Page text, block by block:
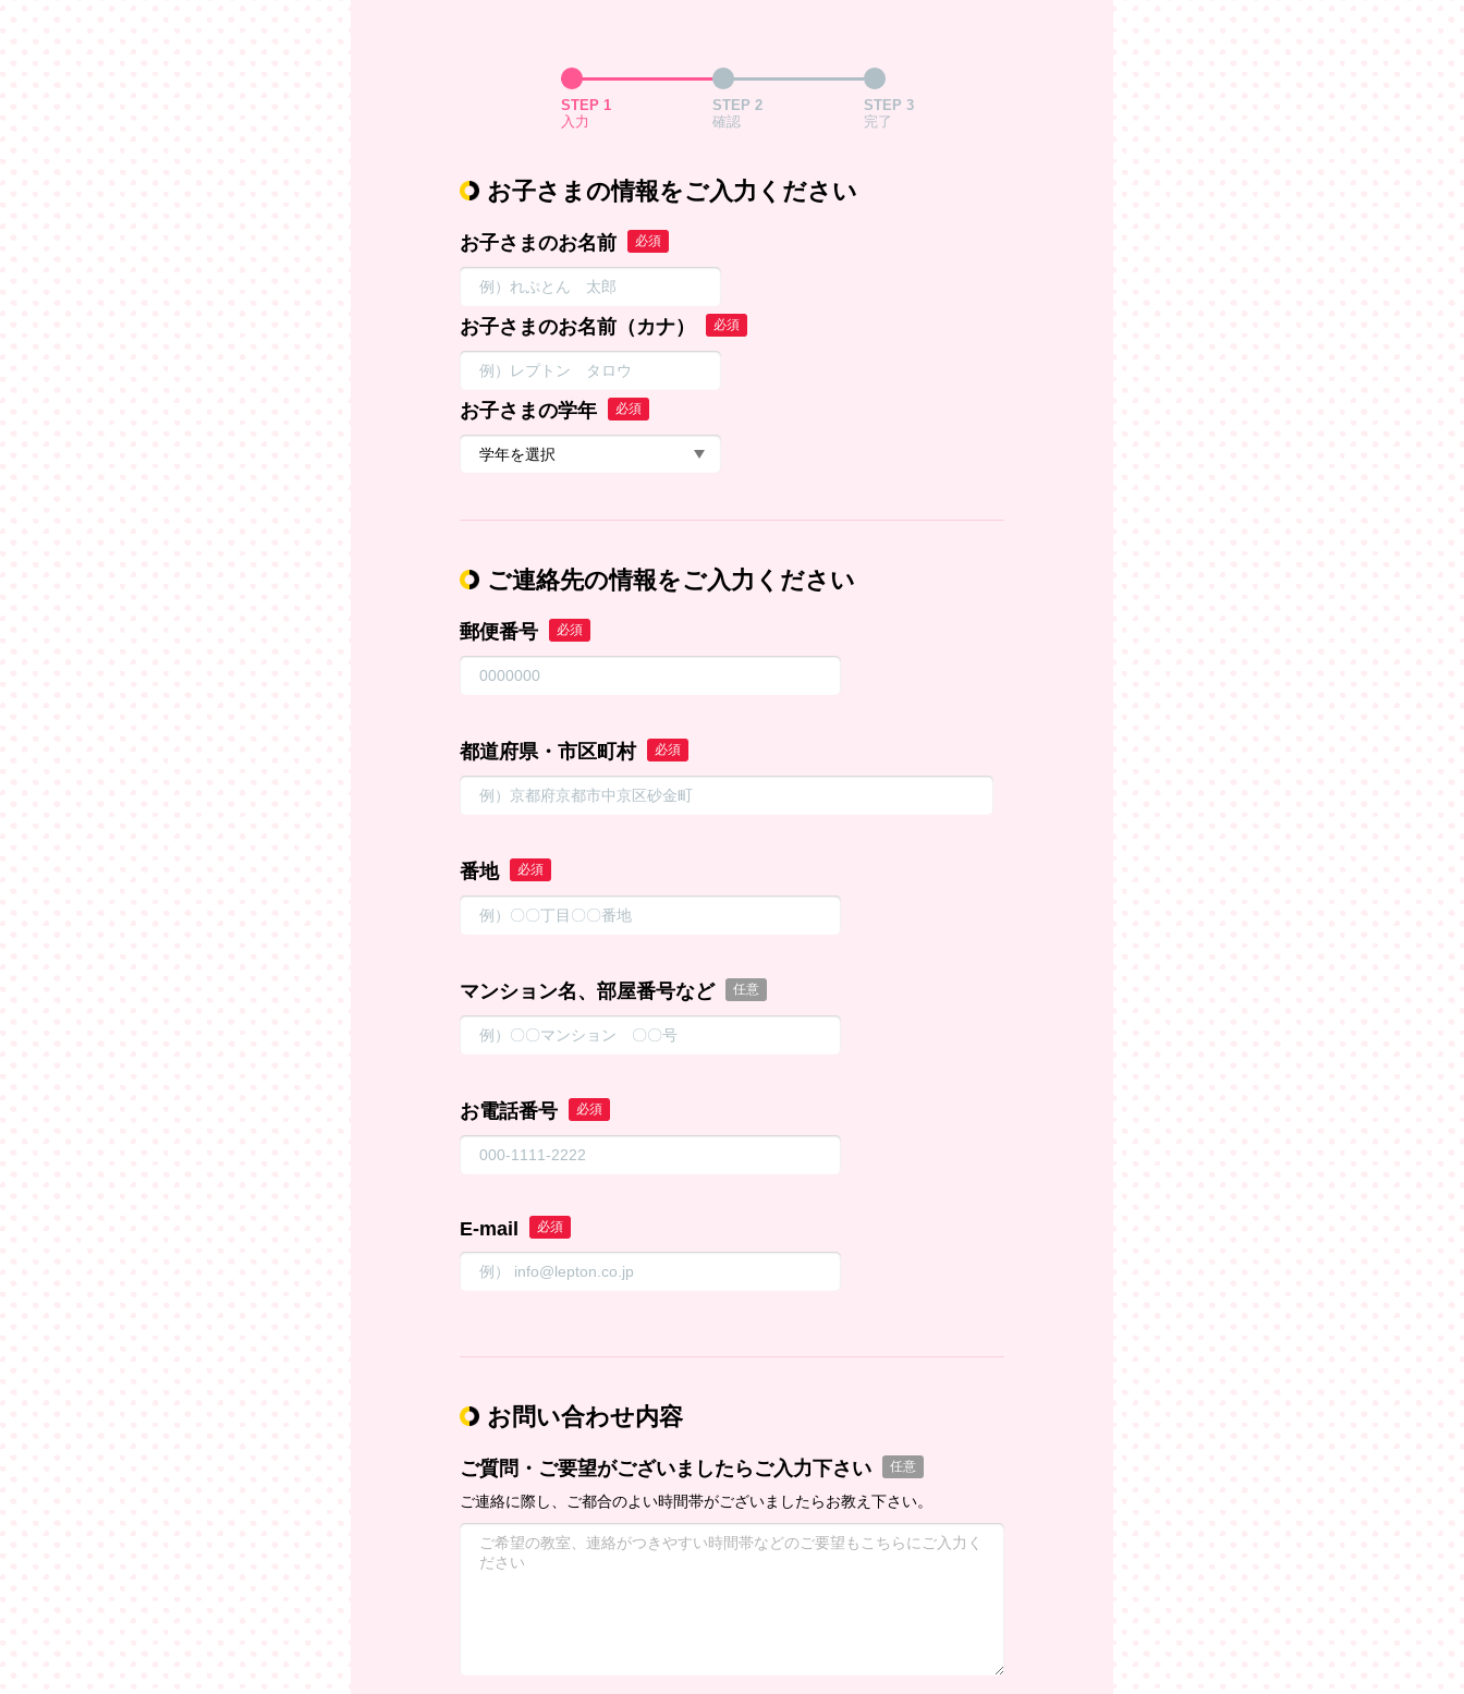
STEP 1
入力
STEP 2
確認
STEP 3
完了
お子さまの情報をご入力ください
お子さまのお名前 必須
お子さまのお名前（カナ） 必須
お子さまの学年 必須
ご連絡先の情報をご入力ください
郵便番号 必須
都道府県・市区町村 必須
番地 必須
マンション名、部屋番号など 任意
お電話番号 必須
E-mail 必須
お問い合わせ内容
ご質問・ご要望がございましたらご入力下さい 任意
ご連絡に際し、ご都合のよい時間帯がございましたらお教え下さい。